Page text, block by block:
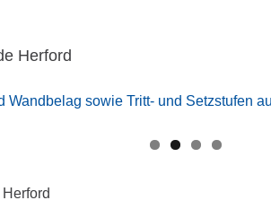
Herford